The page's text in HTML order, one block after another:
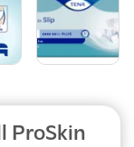
ProSkin